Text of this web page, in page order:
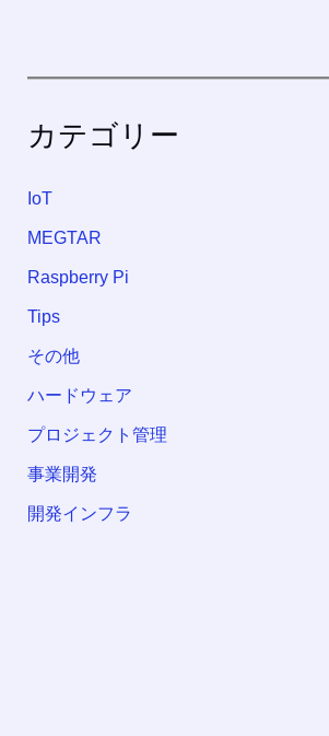
カテゴリー
IoT
MEGTAR
Raspberry Pi
Tips
その他
ハードウェア
プロジェクト管理
事業開発
開発インフラ